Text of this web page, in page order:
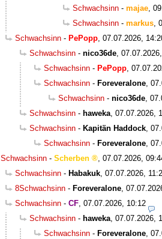
Schwachsinn - majae
Schwachsinn - markus
Schwachsinn - PePopp 07.07.2026,
Schwachsinn - nico36de
Schwachsinn - PePopp
Schwachsinn - Foreveralone
Schwachsinn - nico36de
Schwachsinn - haweka 07.07.2026,
Schwachsinn - Kapitän Haddock
Schwachsinn - Foreveralone
Schwachsinn - Scherben
07.07.2026,
Schwachsinn - Habakuk 07.07.2026,
8Schwachsinn - Foreveralone
Schwachsinn - CF 07.07.2026, 10:12
Schwachsinn - haweka 07.07.2026,
Schwachsinn - Foreveralone